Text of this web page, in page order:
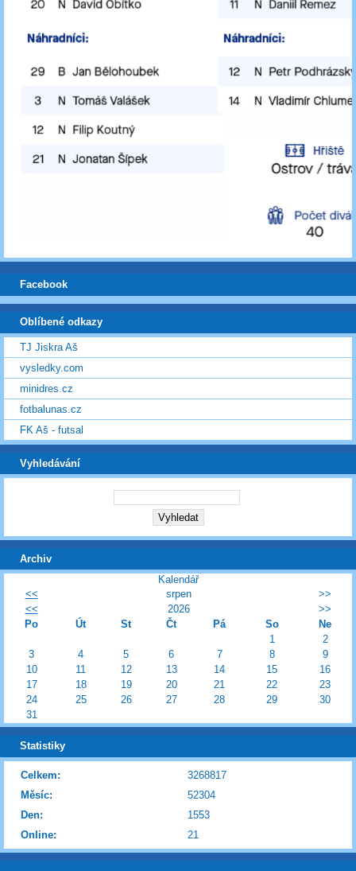
Facebook
Oblíbené odkazy
TJ Jiskra Aš
vysledky.com
minidres.cz
fotbalunas.cz
FK Aš - futsal
Vyhledávání
Archiv
Kalendář
<<
srpen
>>
<<
2026
>>
Po
Út St Čt Pá So
Ne
1
2
3
4 5 6 7 8
9
10
11 12 13 14 15
16
17
18 19 20 21 22
23
24
25 26 27 28 29
30
31
Statistiky
Online: 21
Celkem:
3268817
Měsíc:
52304
Den:
1553